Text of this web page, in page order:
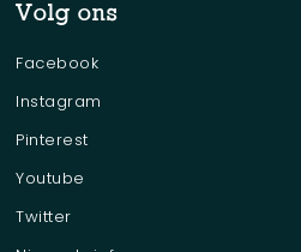
Volg ons
Facebook
Instagram
Pinterest
Youtube
Twitter